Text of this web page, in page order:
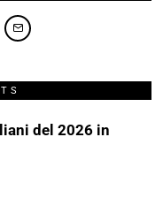
del 2026 in